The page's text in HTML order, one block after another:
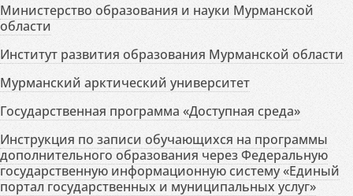
Министерство образования и науки Мурманской
области
Институт развития образования Мурманской области
Мурманский арктический университет
Государственная программа «Доступная среда»
Инструкция по записи обучающихся на программы
дополнительного образования через Федеральную
государственную информационную систему «Единый
портал государственных и муниципальных услуг»